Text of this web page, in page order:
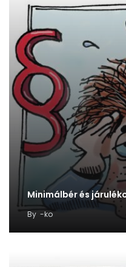
Minimálbér és
By -ko